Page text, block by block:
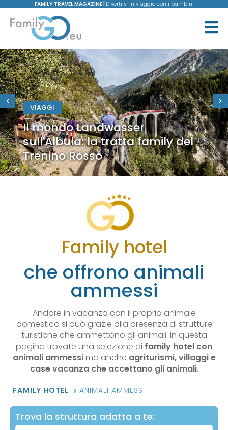
FAMILY TRAVEL MAGAZINE | Divertirsi in viaggio con i bambini
VIAGGI
Il mondo Landwasser
sull'Albula: la tratta family del
Trenino Rosso
Family hotel
che offrono animali
ammessi
Andare in vacanza con il proprio animale
domestico si può grazie alla presenza di strutture
turistiche che ammettono gli animali. In questa
pagina trovate una selezione di family hotel con
animali ammessima anche agriturismi, villaggi e
case vacanza che accettano gli animali.
FAMILY HOTEL ANIMALI AMMESSI
Trova la struttura adatta a te: